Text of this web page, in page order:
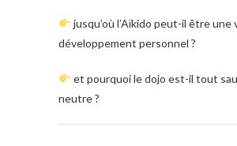
jusqu’où l’Aïkido peut-il être une
développement personnel ?
et pourquoi le dojo est-il tout
neutre ?